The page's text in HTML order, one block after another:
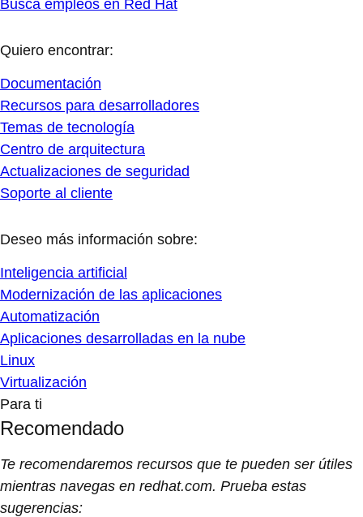
Busca empleos en Red Hat
Quiero encontrar:
Documentación
Recursos para desarrolladores
Temas de tecnología
Centro de arquitectura
Actualizaciones de seguridad
Soporte al cliente
Deseo más información sobre:
Inteligencia artificial
Modernización de las aplicaciones
Automatización
Aplicaciones desarrolladas en la nube
Linux
Virtualización
Para ti
Recomendado
Te recomendaremos recursos que te pueden ser útiles
mientras navegas en redhat.com. Prueba estas
sugerencias: